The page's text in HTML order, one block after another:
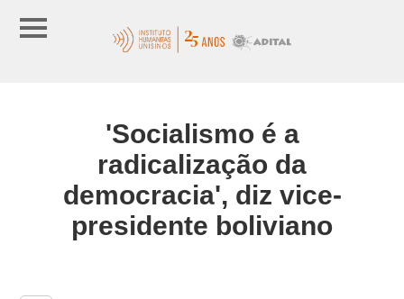
'Socialismo é a
radicalização da
democracia', diz vice-
presidente boliviano